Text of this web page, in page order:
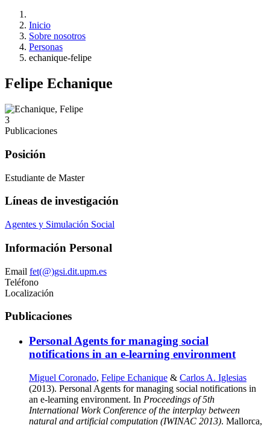
Inicio
Sobre nosotros
Personas
echanique-felipe
Felipe Echanique
3
Publicaciones
Posición
Estudiante de Master
Líneas de investigación
Agentes y Simulación Social
Información Personal
Email fet(@)gsi.dit.upm.es
Teléfono
Localización
Publicaciones
Personal Agents for managing social
notifications in an e-learning environment
Miguel Coronado, Felipe Echanique & Carlos A. Iglesias
(2013). Personal Agents for managing social notifications in
an e-learning environment. In Proceedings of 5th
International Work Conference of the interplay between
natural and artificial computation (IWINAC 2013). Mallorca,